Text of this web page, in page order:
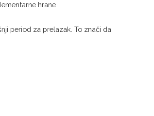
hrane.
period za prelazak. To znači da